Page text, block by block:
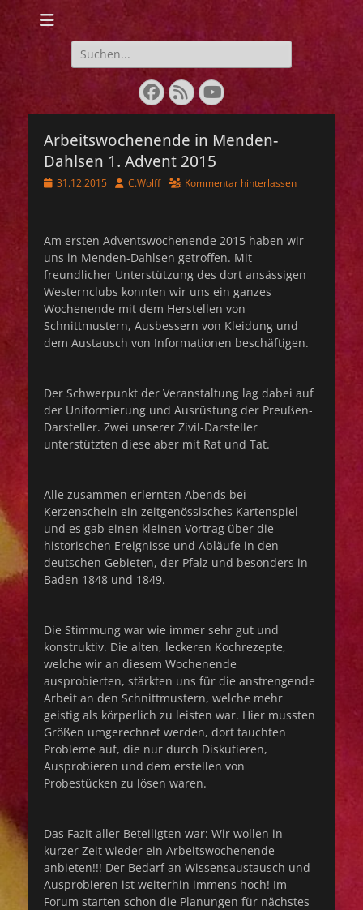
Lebendige
Geschichte 1848-
1849
Suchen
nach:
Facebook
FeedYouTube
Arbeitswochenende in Menden-
Dahlsen 1. Advent 2015
Veröffentlicht
31.12.2015 AutorC.Wolff Kommentar hinterlassen
Am ersten Adventswochenende 2015 haben wir
uns in Menden-Dahlsen getroffen. Mit
freundlicher Unterstützung des dort ansässigen
Westernclubs konnten wir uns ein ganzes
Wochenende mit dem Herstellen von
Schnittmustern, Ausbessern von Kleidung und
dem Austausch von Informationen beschäftigen.
Der Schwerpunkt der Veranstaltung lag dabei auf
der Uniformierung und Ausrüstung der Preußen-
Darsteller. Zwei unserer Zivil-Darsteller
unterstützten diese aber mit Rat und Tat.
Alle zusammen erlernten Abends bei
Kerzenschein ein zeitgenössisches Kartenspiel
und es gab einen kleinen Vortrag über die
historischen Ereignisse und Abläufe in den
deutschen Gebieten, der Pfalz und besonders in
Baden 1848 und 1849.
Die Stimmung war wie immer sehr gut und
konstruktiv. Die alten, leckeren Kochrezepte,
welche wir an diesem Wochenende
ausprobierten, stärkten uns für die anstrengende
Arbeit an den Schnittmustern, welche mehr
geistig als körperlich zu leisten war. Hier mussten
Größen umgerechnet werden, dort tauchten
Probleme auf, die nur durch Diskutieren,
Ausprobieren und dem erstellen von
Probestücken zu lösen waren.
Das Fazit aller Beteiligten war: Wir wollen in
kurzer Zeit wieder ein Arbeitswochenende
anbieten!!! Der Bedarf an Wissensaustausch und
Ausprobieren ist weiterhin immens hoch! Im
Forum starten schon die Planungen für nächstes